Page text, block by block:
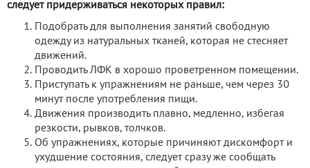
следует придерживаться некоторых правил:
Подобрать для выполнения занятий свободную
одежду из натуральных тканей, которая не стесняет
движений.
Проводить ЛФК в хорошо проветренном помещении.
Приступать к упражнениям не раньше, чем через 30
минут после употребления пищи.
Движения производить плавно, медленно, избегая
резкости, рывков, толчков.
Об упражнениях, которые причиняют дискомфорт и
ухудшение состояния, следует сразу же сообщать